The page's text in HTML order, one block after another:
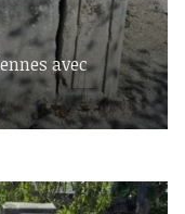
avec